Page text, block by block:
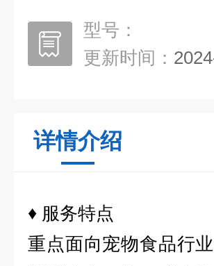
型号：
更新时间：
详情介绍
♦ 服务特点
重点面向宠物食品行